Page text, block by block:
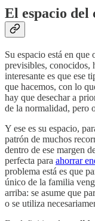
El espacio del
Su espacio está en
previsibles, conocidos,
interesante es que ese
que hacemos, con lo
hay que desechar a
de la normalidad, pero
Y ese es su espacio,
patrón de muchos
dentro de ese margen
perfecta para ahorrar
problema está es que
único de la familia
arriba: se asume que
o se utiliza